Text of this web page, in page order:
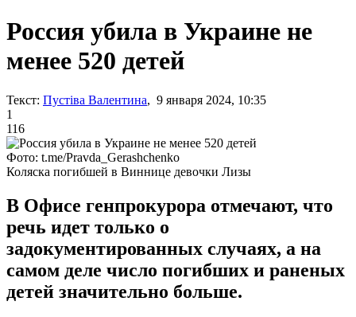
Россия убила в Украине не
менее 520 детей
Текст: Пустіва Валентина, 9 января 2024, 10:35
1
116
Фото: t.me/Pravda_Gerashchenko
Коляска погибшей в Виннице девочки Лизы
В Офисе генпрокурора отмечают, что
речь идет только о
задокументированных случаях, а на
самом деле число погибших и раненых
детей значительно больше.